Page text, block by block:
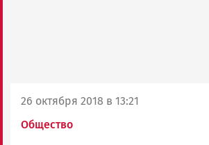
26 октября 2018 в 13:21
Общество